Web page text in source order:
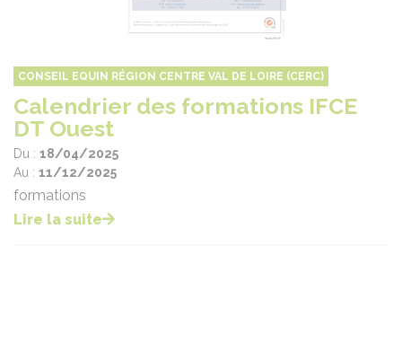
CONSEIL EQUIN RÉGION CENTRE VAL DE LOIRE (CERC)
Calendrier des formations IFCE
DT Ouest
Du : 18/04/2025
Au : 11/12/2025
formations
Lire la suite